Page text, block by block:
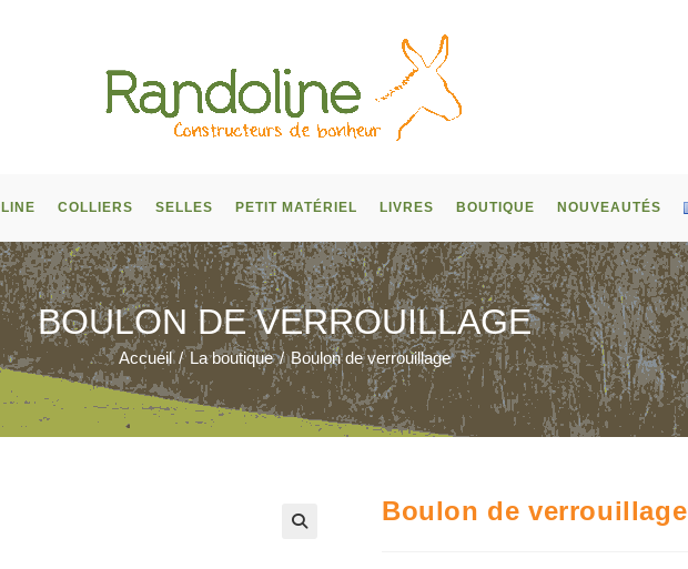
COLLIERS SELLES PETIT MATÉRIEL LIVRES BOUTIQUE NOUVEAUTÉS
BOULON DE VERROUILLAGE
Accueil / La boutique / Boulon de verrouillage
Boulon de verrouillage